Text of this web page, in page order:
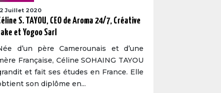
Juillet 2020
S. TAYOU, CEO de Aroma 24/7, Créative
et Yogoo Sarl
d’un père Camerounais et d’une
Française, Céline SOHAING TAYOU
et fait ses études en France. Elle
son diplôme en...